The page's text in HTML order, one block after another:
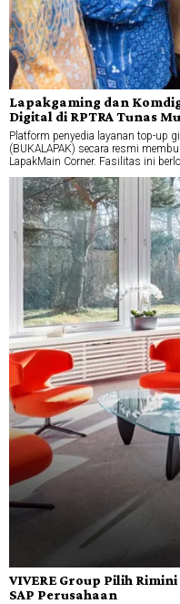
Lapakgaming dan
Digital di RPTRA Tunas
Platform penyedia layanan top-up
(BUKALAPAK) secara resmi
LapakMain Corner. Fasilitas ini
VIVERE Group Pilih
SAP Perusahaan